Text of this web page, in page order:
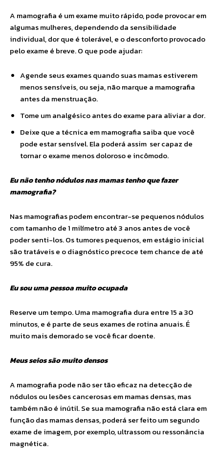
A mamografia é um exame muito rápido, pode provocar em
algumas mulheres, dependendo da sensibilidade
individual, dor que é tolerável, e o desconforto provocado
pelo exame é breve. O que pode ajudar:
Agende seus exames quando suas mamas estiverem
menos sensíveis, ou seja, não marque a mamografia
antes da menstruação.
Tome um analgésico antes do exame para aliviar a dor.
Deixe que a técnica em mamografia saiba que você
pode estar sensível. Ela poderá assim ser capaz de
tornar o exame menos doloroso e incômodo.
Eu não tenho nódulos nas mamas tenho que fazer
mamografia?
Nas mamografias podem encontrar-se pequenos nódulos
com tamanho de 1 milímetro até 3 anos antes de você
poder senti-los. Os tumores pequenos, em estágio inicial
são tratáveis e o diagnóstico precoce tem chance de até
95% de cura.
Eu sou uma pessoa muito ocupada
Reserve um tempo. Uma mamografia dura entre 15 a 30
minutos, e é parte de seus exames de rotina anuais. É
muito mais demorado se você ficar doente.
Meus seios são muito densos
A mamografia pode não ser tão eficaz na detecção de
nódulos ou lesões cancerosas em mamas densas, mas
também não é inútil. Se sua mamografia não está clara em
função das mamas densas, poderá ser feito um segundo
exame de imagem, por exemplo, ultrassom ou ressonância
magnética.